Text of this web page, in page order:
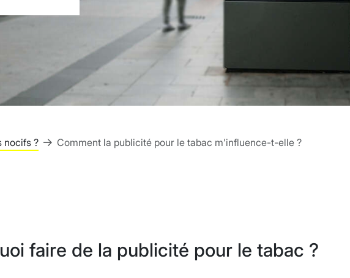
nocifs ? Comment la publicité pour le tabac m’influence-t-elle ?
faire de la publicité pour le tabac ?